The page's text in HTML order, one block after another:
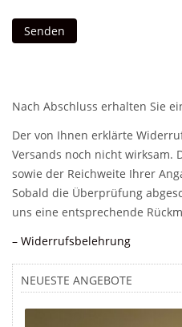
Nach Abschluss erhalten Sie
Der von Ihnen erklärte
Versands noch nicht wirksam.
sowie der Reichweite Ihrer
Sobald die Überprüfung
uns eine entsprechende
– Widerrufsbelehrung
NEUESTE ANGEBOTE